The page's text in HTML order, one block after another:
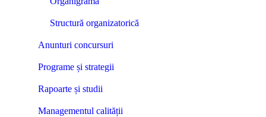
Structură organizatorică
Anunturi concursuri
Programe și strategii
Rapoarte și studii
Managementul calității